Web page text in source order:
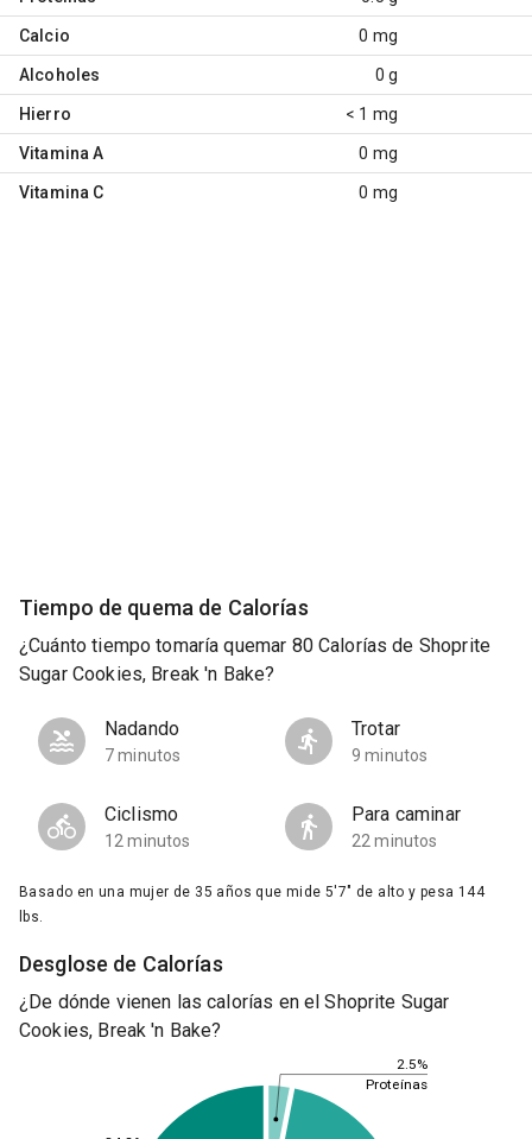
Calcio 0 mg
Alcoholes 0 g
Hierro < 1 mg
Vitamina A 0 mg
Vitamina C 0 mg
Tiempo de quema de Calorías
¿Cuánto tiempo tomaría quemar 80 Calorías de Shoprite
Sugar Cookies, Break 'n Bake?
Nadando
7 minutos
Trotar
9 minutos
Ciclismo
12 minutos
Para caminar
22 minutos
Basado en una mujer de 35 años que mide 5'7" de alto y pesa 144
lbs.
Desglose de Calorías
¿De dónde vienen las calorías en el Shoprite Sugar
Cookies, Break 'n Bake?
2.5%
Proteínas